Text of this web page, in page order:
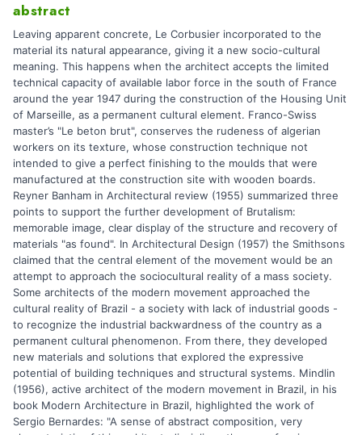
abstract
Leaving apparent concrete, Le Corbusier incorporated to the
material its natural appearance, giving it a new socio-cultural
meaning. This happens when the architect accepts the limited
technical capacity of available labor force in the south of France
around the year 1947 during the construction of the Housing Unit
of Marseille, as a permanent cultural element. Franco-Swiss
master’s "Le beton brut", conserves the rudeness of algerian
workers on its texture, whose construction technique not
intended to give a perfect finishing to the moulds that were
manufactured at the construction site with wooden boards.
Reyner Banham in Architectural review (1955) summarized three
points to support the further development of Brutalism:
memorable image, clear display of the structure and recovery of
materials "as found". In Architectural Design (1957) the Smithsons
claimed that the central element of the movement would be an
attempt to approach the sociocultural reality of a mass society.
Some architects of the modern movement approached the
cultural reality of Brazil - a society with lack of industrial goods -
to recognize the industrial backwardness of the country as a
permanent cultural phenomenon. From there, they developed
new materials and solutions that explored the expressive
potential of building techniques and structural systems. Mindlin
(1956), active architect of the modern movement in Brazil, in his
book Modern Architecture in Brazil, highlighted the work of
Sergio Bernardes: "A sense of abstract composition, very